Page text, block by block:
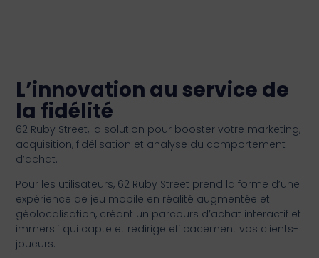
L’innovation au service de
la fidélité
62 Ruby Street, la solution pour booster votre marketing,
acquisition, fidélisation et analyse du comportement
d’achat.
Pour les utilisateurs, 62 Ruby Street prend la forme d’une
expérience de jeu mobile en réalité augmentée et
géolocalisation, créant un parcours d’achat interactif et
immersif qui capte et redirige efficacement vos clients-
joueurs.